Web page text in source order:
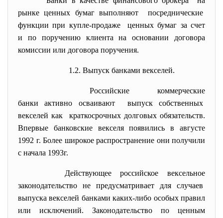
рынке ценных бумаг выполняют посреднические
функции при купле-продаже ценных бумаг за счет
и по поручению клиента на основании договора
комиссии или договора поручения.
1.2. Выпуск банками векселей.
Российские коммерческие
банки активно осваивают выпуск собственных
векселей как краткосрочных долговых обязательств.
Впервые банковские векселя появились в августе
1992 г. Более широкое распространение они получили
с начала 1993г.
Действующее российское вексельное
законодательство не предусматривает для случаев
выпуска векселей банками каких-либо особых правил
или исключений. Законодательство по ценным